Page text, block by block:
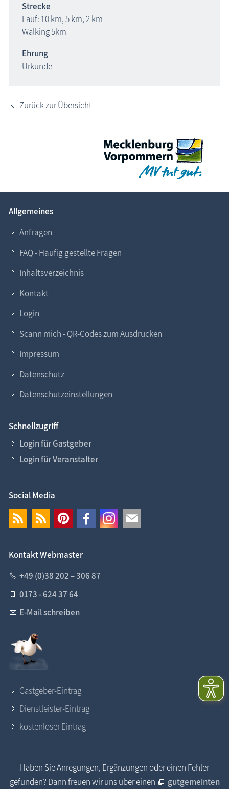
Strecke
Lauf: 10 km, 5 km, 2 km
Walking 5km
Ehrung
Urkunde
Zurück zur Übersicht
Allgemeines
Anfragen
FAQ - Häufig gestellte Fragen
Inhaltsverzeichnis
Kontakt
Login
Scann mich - QR-Codes zum Ausdrucken
Impressum
Datenschutz
Datenschutzeinstellungen
Schnellzugriff
Login für Gastgeber
Login für Veranstalter
Social Media
Kontakt Webmaster
+49 (0)38 202 – 306 87
0173 - 624 37 64
E-Mail schreiben
Gastgeber-Eintrag
Dienstleister-Eintrag
kostenloser Eintrag
Haben Sie Anregungen, Ergänzungen oder einen Fehler
gefunden? Dann freuen wir uns über einen
gutgemeinten